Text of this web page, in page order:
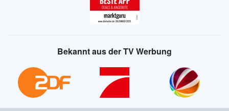
Bekannt aus der TV Werbung